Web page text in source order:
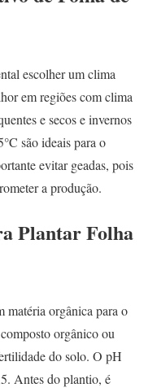
escolher um clima
em regiões com clima
e secos e invernos
são ideais para o
evitar geadas, pois
a produção.
Plantar Folha
matéria orgânica para o
orgânico ou
do solo. O pH
Antes do plantio, é